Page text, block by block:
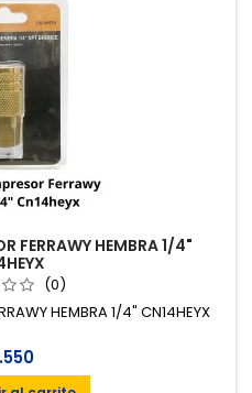
FERRAWY HEMBRA 1/4"
(0)
HEMBRA 1/4" CN14HEYX